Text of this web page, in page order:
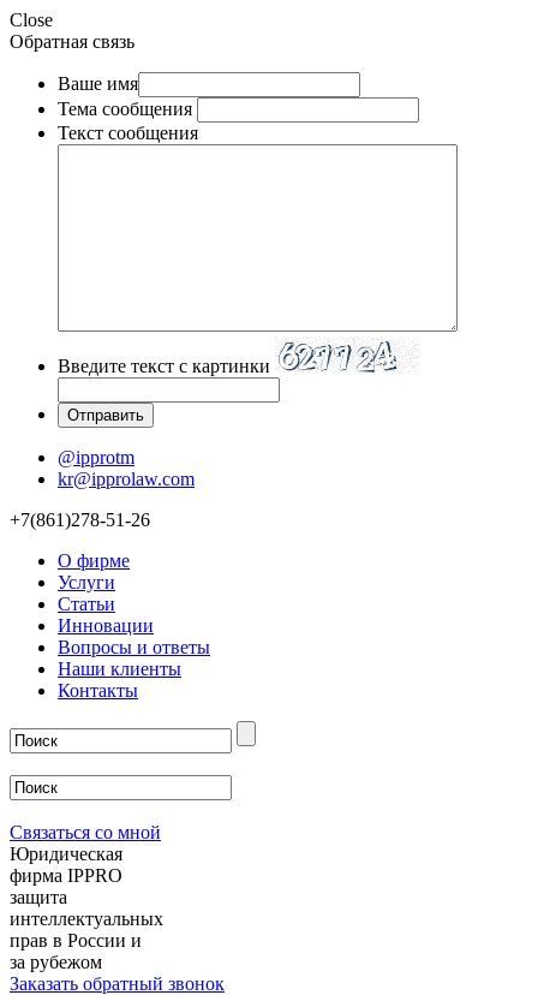
Close
Обратная связь
Ваше имя
Тема сообщения
Текст сообщения
Введите текст с картинки
@ipprotm
kr@ipprolaw.com
+7(861)278-51-26
О фирме
Услуги
Статьи
Инновации
Вопросы и ответы
Наши клиенты
Контакты
Связаться со мной
Юридическая
фирма IPPRO
защита
интеллектуальных
прав в России и
за рубежом
Заказать обратный звонок